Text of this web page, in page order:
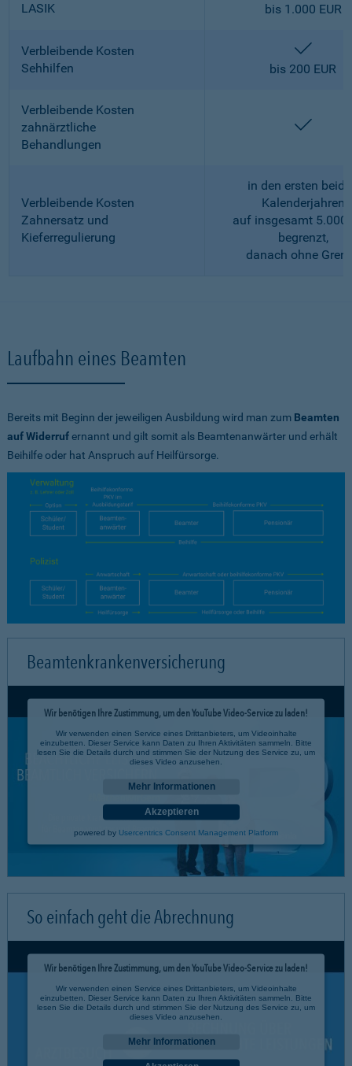
LASIK
bis 1.000 EUR
Verbleibende Kosten
Sehhilfen
bis 200 EUR
Verbleibende Kosten
zahnärztliche
Behandlungen
Verbleibende Kosten
Zahnersatz und
Kieferregulierung
in den ersten
Kalenderjahren
auf insgesamt 5.000
begrenzt,
danach ohne
Laufbahn eines Beamten
Bereits mit Beginn der jeweiligen Ausbildung wird man zum Beamten
auf Widerrufernannt und gilt somit als Beamtenanwärter und erhält
Beihilfe oder hat Anspruch auf Heilfürsorge.
Beamtenkrankenversicherung
Wir benötigen Ihre Zustimmung, um den YouTube Video-Service zu laden!
Wir verwenden einen Service eines Drittanbieters, um Videoinhalte
einzubetten. Dieser Service kann Daten zu Ihren Aktivitäten sammeln. Bitte
lesen Sie die Details durch und stimmen Sie der Nutzung des Service zu, um
dieses Video anzusehen.
Mehr Informationen
Akzeptieren
powered by Usercentrics Consent Management Platform
So einfach geht die Abrechnung
Wir benötigen Ihre Zustimmung, um den YouTube Video-Service zu laden!
Wir verwenden einen Service eines Drittanbieters, um Videoinhalte
einzubetten. Dieser Service kann Daten zu Ihren Aktivitäten sammeln. Bitte
lesen Sie die Details durch und stimmen Sie der Nutzung des Service zu, um
dieses Video anzusehen.
Mehr Informationen